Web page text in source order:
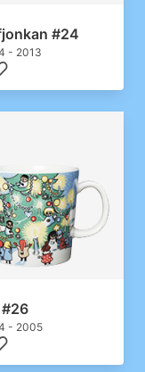
#24
- 2013
- 2005